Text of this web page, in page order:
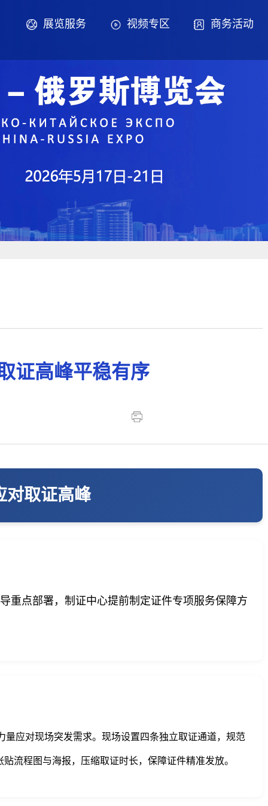
展览服务 视频专区 商务活动
证高峰平稳有序
对取证高峰
重点部署，制证中心提前制定证件专项服务保障方
应对现场突发需求。现场设置四条独立取证通道，规范
流程图与海报，压缩取证时长，保障证件精准发放。